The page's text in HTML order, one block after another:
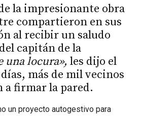
la impresionante obra
compartieron en sus
al recibir un saludo
capitán de la
una locura», les dijo el
días, más de mil vecinos
a firmar la pared.
un proyecto autogestivo para